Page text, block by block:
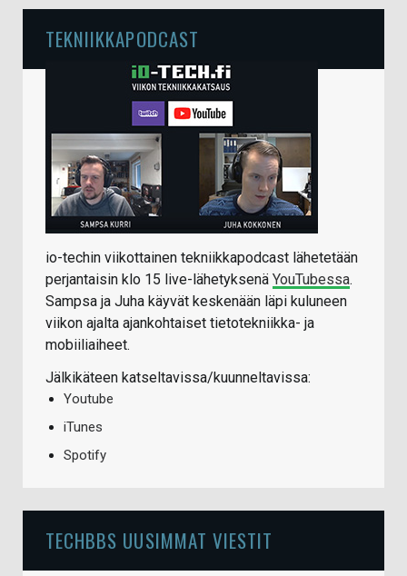
TEKNIIKKAPODCAST
io-techin viikottainen tekniikkapodcast lähetetään
perjantaisin klo 15 live-lähetyksenä YouTubessa.
Sampsa ja Juha käyvät keskenään läpi kuluneen
viikon ajalta ajankohtaiset tietotekniikka- ja
mobiiliaiheet.
Jälkikäteen katseltavissa/kuunneltavissa:
Youtube
iTunes
Spotify
TECHBBS UUSIMMAT VIESTIT